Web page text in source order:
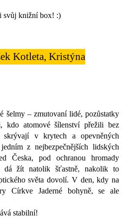
svůj knižní box! :)
Kotleta, Kristýna
šelmy – zmutovaní lidé, pozůstatky
atomové šílenství přežili bez
v krytech a opevněných
z nejbezpečnějších lidských
Česka, pod ochranou hromady
dá žít natolik šťastně, nakolik to
světa dovolí. V den, kdy na
Církve Jaderné bohyně, se ale
stabilní!